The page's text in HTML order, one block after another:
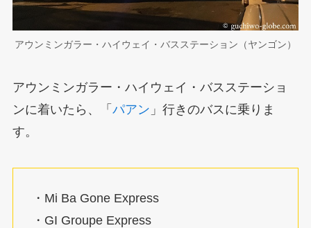
アウンミンガラー・ハイウェイ・バスステーション（ヤンゴン）
アウンミンガラー・ハイウェイ・バスステーショ
ンに着いたら、「 パアン 」行きのバスに乗りま
す。
・Mi Ba Gone Express
・GI Groupe Express